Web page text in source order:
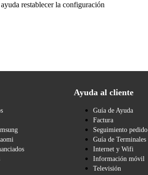
restablecer la configuración
Ayuda al cliente
Guía de Ayuda
Factura
Seguimiento pedido
Guía de Terminales
Internet y Wifi
Información móvil
Televisión